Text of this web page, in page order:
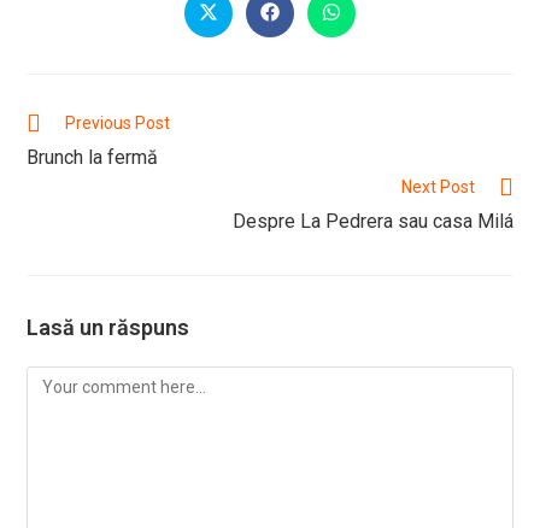
Opens
in
Opens
in
Opens
in
Read
articles
Previous Post
Brunch la fermă
Next Post
Despre La Pedrera sau casa Milá
Lasă un răspuns
Comment